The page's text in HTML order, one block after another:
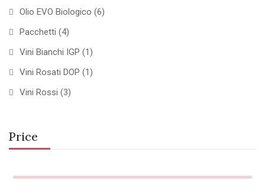
Olio EVO Biologico (6)
Pacchetti (4)
Vini Bianchi IGP (1)
Vini Rosati DOP (1)
Vini Rossi (3)
Price